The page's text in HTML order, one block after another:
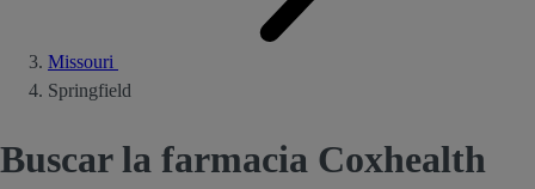
Missouri
Springfield
Buscar la farmacia Coxhealth